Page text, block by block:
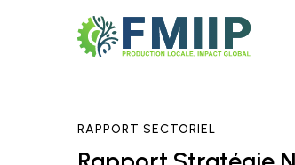
Rapport
RAPPORT SECTORIEL